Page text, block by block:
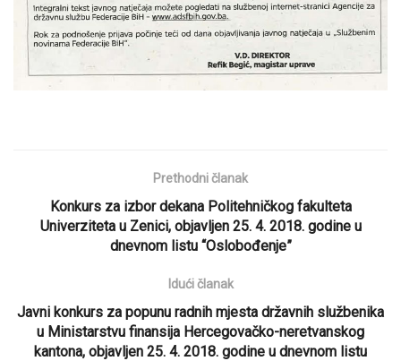
Prethodni članak
Konkurs za izbor dekana Politehničkog fakulteta
Univerziteta u Zenici, objavljen 25. 4. 2018. godine u
dnevnom listu “Oslobođenje”
Idući članak
Javni konkurs za popunu radnih mjesta državnih službenika
u Ministarstvu finansija Hercegovačko-neretvanskog
kantona, objavljen 25. 4. 2018. godine u dnevnom listu